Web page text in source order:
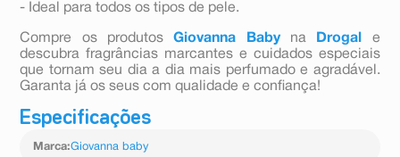
- Ideal para todos os tipos de pele.
Compre os produtosGiovanna Baby na Drogal
e
descubra fragrâncias marcantes e cuidados especiais
que tornam seu dia a dia mais perfumado e agradável.
Garanta já os seus com qualidade e confiança!
Especificações
Marca:Giovanna baby